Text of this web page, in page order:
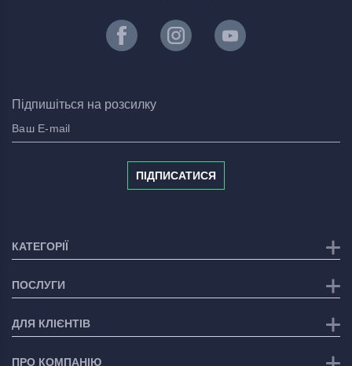
Підпишіться на розсилку
ПІДПИСАТИСЯ
КАТЕГОРІЇ
ПОСЛУГИ
ДЛЯ КЛІЄНТІВ
ПРО КОМПАНІЮ